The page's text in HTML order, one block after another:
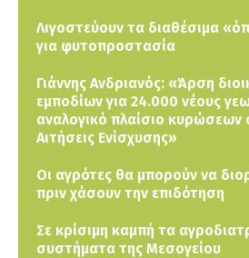
Λιγοστεύουν τα διαθέσιμα
για φυτοπροστασία
Γιάννης Ανδριανός: «Άρση
εμποδίων για 24.000 νέους
αναλογικό πλαίσιο κυρώσεων
Αιτήσεις Ενίσχυσης»
Οι αγρότες θα μπορούν να
πριν χάσουν την επιδότηση
Σε κρίσιμη καμπή τα
συστήματα της Μεσογείου